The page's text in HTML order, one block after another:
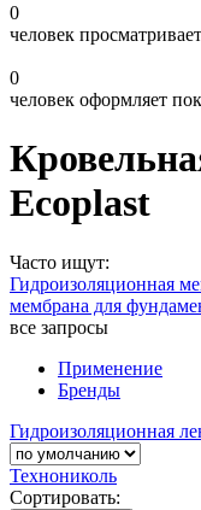
0
человек
0
человек оформляет
Ecoplast
Часто ищут:
Гидроизоляционная
мембрана для
все запросы
Применение
Бренды
Гидроизоляционная
Технониколь
Сортировать: